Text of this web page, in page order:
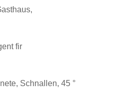
fir
Schnallen, 45 °